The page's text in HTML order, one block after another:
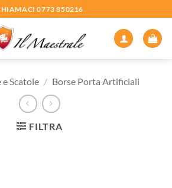
0773 850216
e Scatole / Borse Porta Artificiali
FILTRA